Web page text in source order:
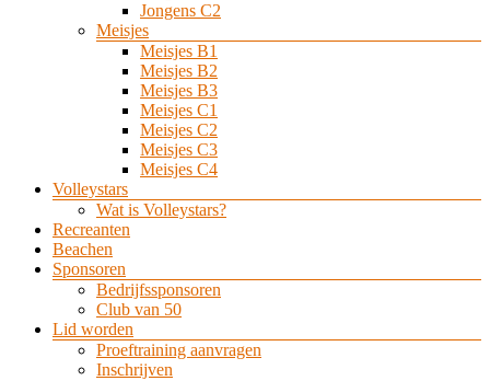
Jongens C2
Meisjes
Meisjes B1
Meisjes B2
Meisjes B3
Meisjes C1
Meisjes C2
Meisjes C3
Meisjes C4
Volleystars
Wat is Volleystars?
Recreanten
Beachen
Sponsoren
Bedrijfssponsoren
Club van 50
Lid worden
Proeftraining aanvragen
Inschrijven